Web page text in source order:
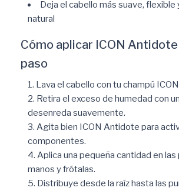
Deja el cabello más suave, flexible
natural
Cómo aplicar ICON
paso
Lava el cabello con tu champú
Retira el exceso de humedad con
desenreda suavemente.
Agita bien ICON Antidote para
componentes.
Aplica una pequeña cantidad en las
manos y frótalas.
Distribuye desde la raíz hasta las